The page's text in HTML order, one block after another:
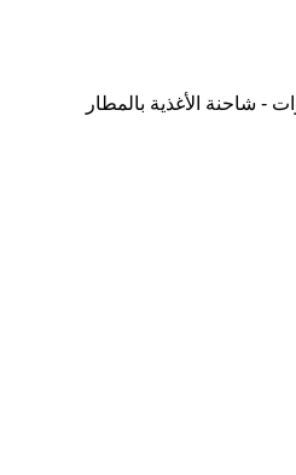
- شاحنة الأغذية بالمطار